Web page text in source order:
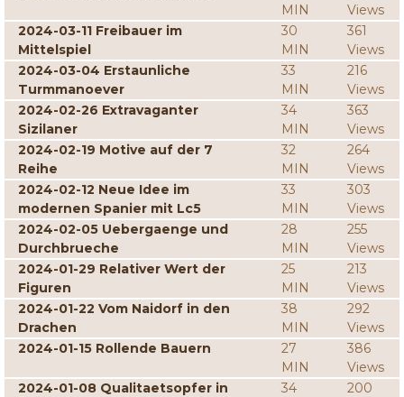
MIN
Views
2024-03-11 Freibauer im
Mittelspiel
30
MIN
361
Views
2024-03-04 Erstaunliche
Turmmanoever
33
MIN
216
Views
2024-02-26 Extravaganter
Sizilaner
34
MIN
363
Views
2024-02-19 Motive auf der 7
Reihe
32
MIN
264
Views
2024-02-12 Neue Idee im
modernen Spanier mit Lc5
33
MIN
303
Views
2024-02-05 Uebergaenge und
Durchbrueche
28
MIN
255
Views
2024-01-29 Relativer Wert der
Figuren
25
MIN
213
Views
2024-01-22 Vom Naidorf in den
Drachen
38
MIN
292
Views
2024-01-15 Rollende Bauern
27
MIN
386
Views
2024-01-08 Qualitaetsopfer in
34
200